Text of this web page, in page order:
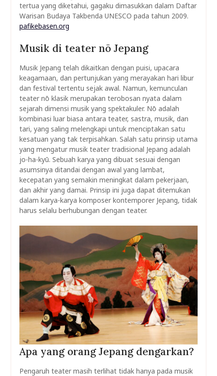
tertua yang diketahui, gagaku dimasukkan dalam Daftar
Warisan Budaya Takbenda UNESCO pada tahun 2009.
pafikebasen.org
Musik di teater nō Jepang
Musik Jepang telah dikaitkan dengan puisi, upacara
keagamaan, dan pertunjukan yang merayakan hari libur
dan festival tertentu sejak awal. Namun, kemunculan
teater nō klasik merupakan terobosan nyata dalam
sejarah dimensi musik yang spektakuler. Nō adalah
kombinasi luar biasa antara teater, sastra, musik, dan
tari, yang saling melengkapi untuk menciptakan satu
kesatuan yang tak terpisahkan. Salah satu prinsip utama
yang mengatur musik teater tradisional Jepang adalah
jo-ha-kyū. Sebuah karya yang dibuat sesuai dengan
asumsinya ditandai dengan awal yang lambat,
kecepatan yang semakin meningkat dalam pekerjaan,
dan akhir yang damai. Prinsip ini juga dapat ditemukan
dalam karya-karya komposer kontemporer Jepang, tidak
harus selalu berhubungan dengan teater.
Apa yang orang Jepang dengarkan?
Pengaruh teater masih terlihat tidak hanya pada musik